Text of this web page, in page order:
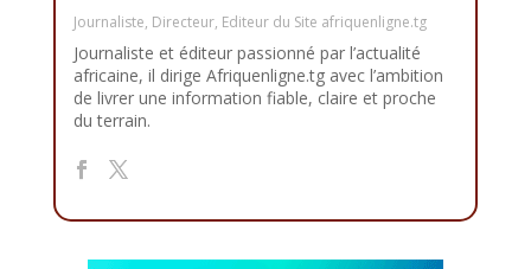
Journaliste, Directeur, Editeur du Site afriquenligne.tg
Journaliste et éditeur passionné par l’actualité
africaine, il dirige Afriquenligne.tg avec l’ambition
de livrer une information fiable, claire et proche
du terrain.